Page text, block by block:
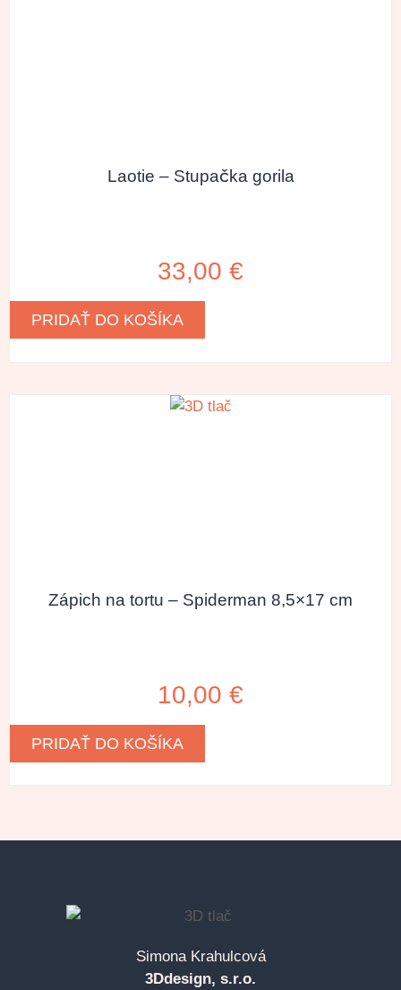
Laotie – Stupačka gorila
33,00 €
PRIDAŤ DO KOŠÍKA
Zápich na tortu – Spiderman 8,5×17 cm
10,00 €
PRIDAŤ DO KOŠÍKA
Simona Krahulcová
3Ddesign, s.r.o.